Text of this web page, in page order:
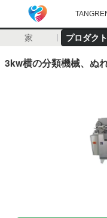
家 プロダクト
3kw横の分類機械、ぬ